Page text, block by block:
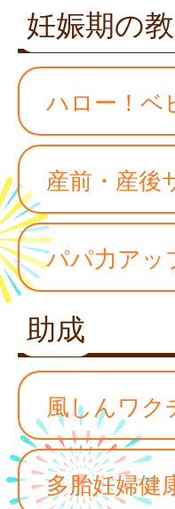
妊娠期の
ハロー！ベ
産前・産後
パパ力アッ
助成
風しんワク
多胎妊婦健